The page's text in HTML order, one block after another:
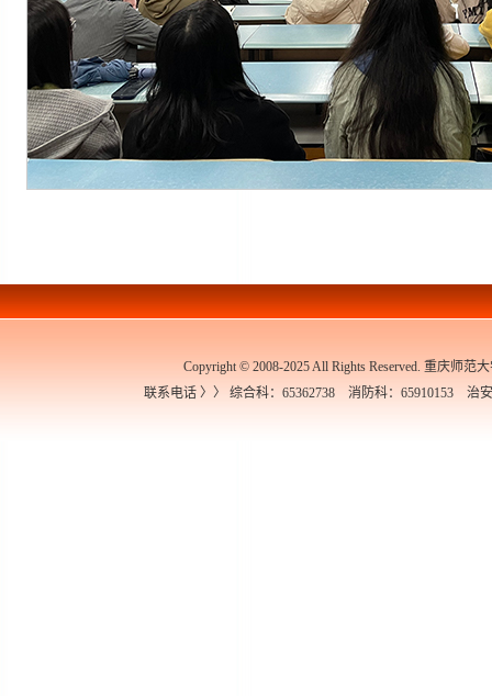
Copyright © 2008-2025 All Rights Reserved. 重庆师
联系电话 〉〉 综合科：65362738 消防科：65910153 治